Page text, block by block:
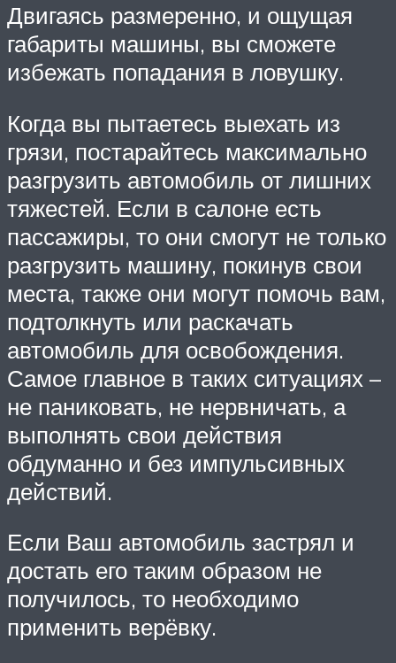
Двигаясь размеренно, и ощущая
габариты машины, вы сможете
избежать попадания в ловушку.
Когда вы пытаетесь выехать из
грязи, постарайтесь максимально
разгрузить автомобиль от лишних
тяжестей. Если в салоне есть
пассажиры, то они смогут не только
разгрузить машину, покинув свои
места, также они могут помочь вам,
подтолкнуть или раскачать
автомобиль для освобождения.
Самое главное в таких ситуациях –
не паниковать, не нервничать, а
выполнять свои действия
обдуманно и без импульсивных
действий.
Если Ваш автомобиль застрял и
достать его таким образом не
получилось, то необходимо
применить верёвку.